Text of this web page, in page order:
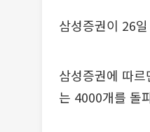
삼성증권이 26
삼성증권에 따
는 4000개를 돌